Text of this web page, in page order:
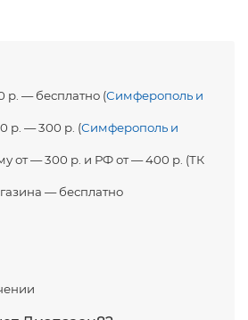
р. — бесплатно (Симферополь и
р. — 300 р. (Симферополь и
от — 300 р. и РФ от — 400 р. (ТК
— бесплатно